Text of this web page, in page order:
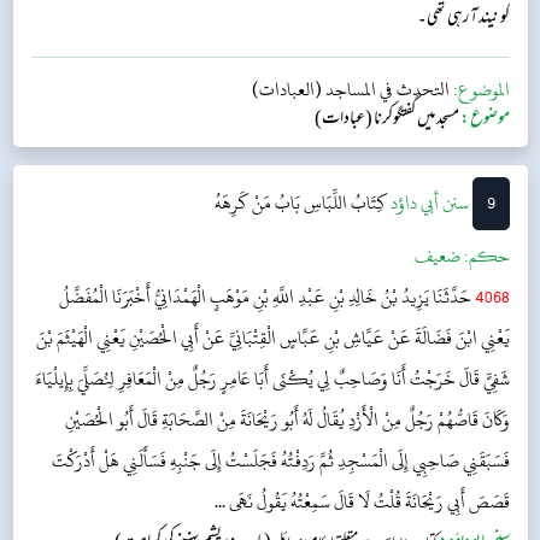
کو نیند آ رہی تھی۔
الموضوع:التحدث في المساجد (العبادات)
موضوع:مسجد میں گفتگوکرنا (عبادات)
9 ‌سنن أبي داؤدكِتَابُ اللِّبَاسِبَابُ مَنْ كَرِهَهُ
حکم:ضعیف
4068حَدَّثَنَا يَزِيدُ بْنُ خَالِدِ بْنِ عَبْدِ اللَّهِ بْنِ مَوْهَبٍ الْهَمْدَانِيُّ أَخْبَرَنَا الْمُفَضَّلُ
يَعْنِي ابْنَ فَضَالَةَ عَنْ عَيَّاشِ بْنِ عَبَّاسٍ الْقِتْبَانِيِّ عَنْ أَبِي الْحُصَيْنِ يَعْنِي الْهَيْثَمَ بْنَ
شَفِيٍّ قَالَ خَرَجْتُ أَنَا وَصَاحِبٌ لِي يُكْنَى أَبَا عَامِرٍ رَجُلٌ مِنْ الْمَعَافِرِ لِنُصَلِّيَ بِإِيلْيَاءَ
وَكَانَ قَاصُّهُمْ رَجُلٌ مِنْ الْأَزْدِ يُقَالُ لَهُ أَبُو رَيْحَانَةَ مِنْ الصَّحَابَةِ قَالَ أَبُو الْحُصَيْنِ
فَسَبَقَنِي صَاحِبِي إِلَى الْمَسْجِدِ ثُمَّ رَدِفْتُهُ فَجَلَسْتُ إِلَى جَنْبِهِ فَسَأَلَنِي هَلْ أَدْرَكْتَ
قَصَصَ أَبِي رَيْحَانَةَ قُلْتُ لَا قَالَ سَمِعْتُهُ يَقُولُ نَهَى ...